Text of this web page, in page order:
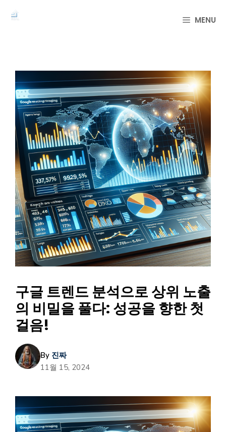
MENU
구글 트렌드 분석으로 상위 노출
의 비밀을 풀다: 성공을 향한 첫
걸음!
By 진짜
11월 15, 2024